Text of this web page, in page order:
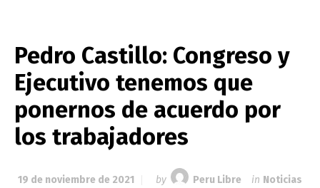
Pedro Castillo: Congreso y
Ejecutivo tenemos que
ponernos de acuerdo por
los trabajadores
19 de noviembre de 2021 by Peru Libre in Noticias